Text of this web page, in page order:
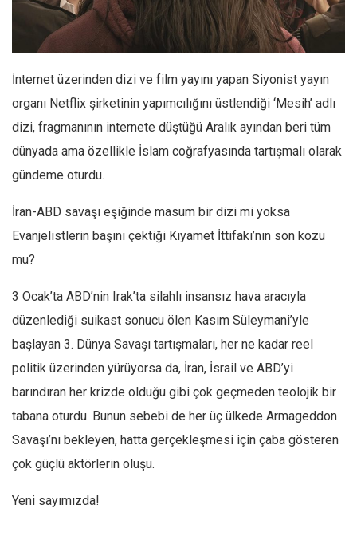
Facebook
Instagram
Editörden
Yazarlar
Kemal Özer
Mahmut Toptaş
Hasanali Yıldırım
Leyla Şerif Emin
Abir E. Nahas
Amina S. Jenenkovic
Bağdagül Öz
İnternet üzerinden dizi ve film yayını yapan Siyonist yayın
organı Netflix şirketinin yapımcılığını üstlendiği ‘Mesih’ adlı
dizi, fragmanının internete düştüğü Aralık ayından beri tüm
dünyada ama özellikle İslam coğrafyasında tartışmalı olarak
gündeme oturdu.
İran-ABD savaşı eşiğinde masum bir dizi mi yoksa
Evanjelistlerin başını çektiği Kıyamet İttifakı’nın son kozu
mu?
3 Ocak’ta ABD’nin Irak’ta silahlı insansız hava aracıyla
düzenlediği suikast sonucu ölen Kasım Süleymani’yle
başlayan 3. Dünya Savaşı tartışmaları, her ne kadar reel
politik üzerinden yürüyorsa da, İran, İsrail ve ABD’yi
barındıran her krizde olduğu gibi çok geçmeden teolojik bir
tabana oturdu. Bunun sebebi de her üç ülkede Armageddon
Savaşı’nı bekleyen, hatta gerçekleşmesi için çaba gösteren
çok güçlü aktörlerin oluşu.
Yeni sayımızda!